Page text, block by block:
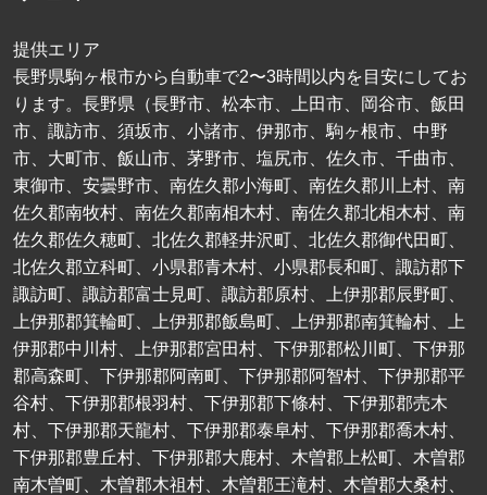
提供エリア
長野県駒ヶ根市から自動車で2〜3時間以内を目安にしてお
ります。長野県（長野市、松本市、上田市、岡谷市、飯田
市、諏訪市、須坂市、小諸市、伊那市、駒ヶ根市、中野
市、大町市、飯山市、茅野市、塩尻市、佐久市、千曲市、
東御市、安曇野市、南佐久郡小海町、南佐久郡川上村、南
佐久郡南牧村、南佐久郡南相木村、南佐久郡北相木村、南
佐久郡佐久穂町、北佐久郡軽井沢町、北佐久郡御代田町、
北佐久郡立科町、小県郡青木村、小県郡長和町、諏訪郡下
諏訪町、諏訪郡富士見町、諏訪郡原村、上伊那郡辰野町、
上伊那郡箕輪町、上伊那郡飯島町、上伊那郡南箕輪村、上
伊那郡中川村、上伊那郡宮田村、下伊那郡松川町、下伊那
郡高森町、下伊那郡阿南町、下伊那郡阿智村、下伊那郡平
谷村、下伊那郡根羽村、下伊那郡下條村、下伊那郡売木
村、下伊那郡天龍村、下伊那郡泰阜村、下伊那郡喬木村、
下伊那郡豊丘村、下伊那郡大鹿村、木曽郡上松町、木曽郡
南木曽町、木曽郡木祖村、木曽郡王滝村、木曽郡大桑村、